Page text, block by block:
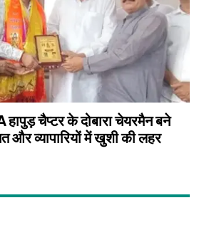
चैप्टर के दोबारा चेयरमैन बने
और व्यापारियों में खुशी की लहर